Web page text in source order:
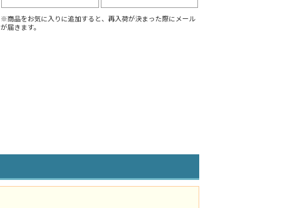
※商品をお気に入りに追加すると、再入荷が決まった際にメール
が届きます。